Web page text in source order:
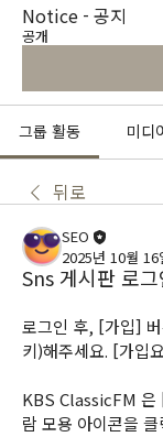
Notice - 공지
공개
그룹 활동 미디
뒤로
SEO
2025년 10월 16
Sns 게시판 로
로그인 후, [가입]
키)해주세요. [가입
KBS ClassicFM 은
람 모용 아이콘을